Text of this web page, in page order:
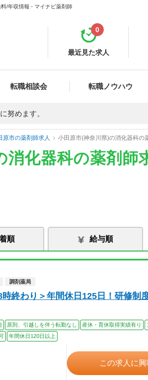
/年収情報 - マイナビ薬剤師
最近見た求人
0
転職相談会 転職ノウハウ
努めます。
原市の薬剤師求人 小田原市(神奈川県)の消化器科の
消化器科の薬剤師
順 給与順
調剤薬局
終わり＞年間休日125日！研修制
原則、引越しを伴う転勤なし 産休・育休取得実績有り
年間休日120日以上
この求人に